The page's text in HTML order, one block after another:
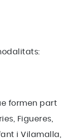
formen part
Figueres,
i Vilamalla,